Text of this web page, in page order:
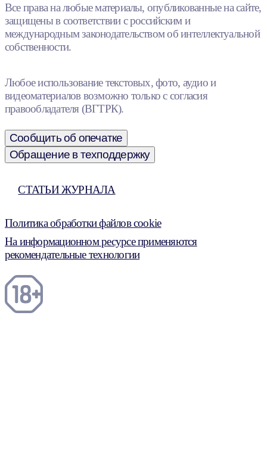
Все права на любые материалы, опубликованные на сайте,
защищены в соответствии с российским и
международным законодательством об интеллектуальной
собственности.
Любое использование текстовых, фото, аудио и
видеоматериалов возможно только с согласия
правообладателя (ВГТРК).
Сообщить об опечатке
Обращение в техподдержку
СТАТЬИ ЖУРНАЛА
Политика обработки файлов cookie
На информационном ресурсе применяются
рекомендательные технологии